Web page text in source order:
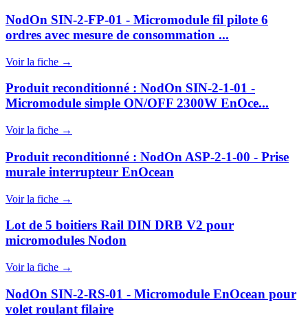
NodOn SIN-2-FP-01 - Micromodule fil pilote 6
ordres avec mesure de consommation ...
Voir la fiche →
Produit reconditionné : NodOn SIN-2-1-01 -
Micromodule simple ON/OFF 2300W EnOce...
Voir la fiche →
Produit reconditionné : NodOn ASP-2-1-00 - Prise
murale interrupteur EnOcean
Voir la fiche →
Lot de 5 boitiers Rail DIN DRB V2 pour
micromodules Nodon
Voir la fiche →
NodOn SIN-2-RS-01 - Micromodule EnOcean pour
volet roulant filaire